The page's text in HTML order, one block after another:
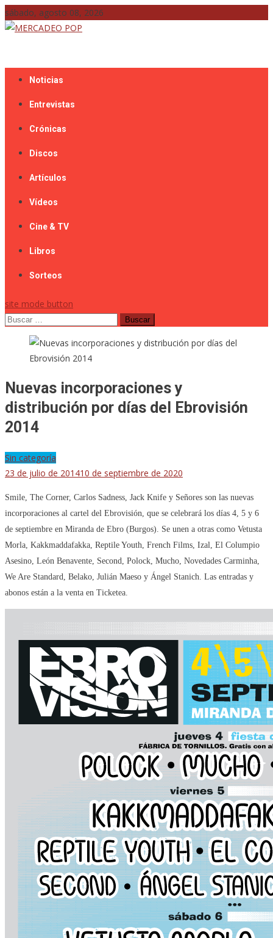
Skip
to
sábado, agosto 08, 2026
Noticias
Entrevistas
Crónicas
Discos
Artículos
Vídeos
Cine & TV
Libros
Sorteos
site mode button
Buscar:
Nuevas incorporaciones y
distribución por días del Ebrovisión
2014
Sin categoría
23 de julio de 201410 de septiembre de 2020
Smile, The Corner, Carlos Sadness, Jack Knife y Señores son las nuevas
incorporaciones al cartel del Ebrovisión, que se celebrará los días 4, 5 y 6
de septiembre en Miranda de Ebro (Burgos). Se unen a otras como Vetusta
Morla, Kakkmaddafakka, Reptile Youth, French Films, Izal, El Columpio
Asesino, León Benavente, Second, Polock, Mucho, Novedades Carminha,
We Are Standard, Belako, Julián Maeso y Ángel Stanich. Las entradas y
abonos están a la venta en Ticketea.